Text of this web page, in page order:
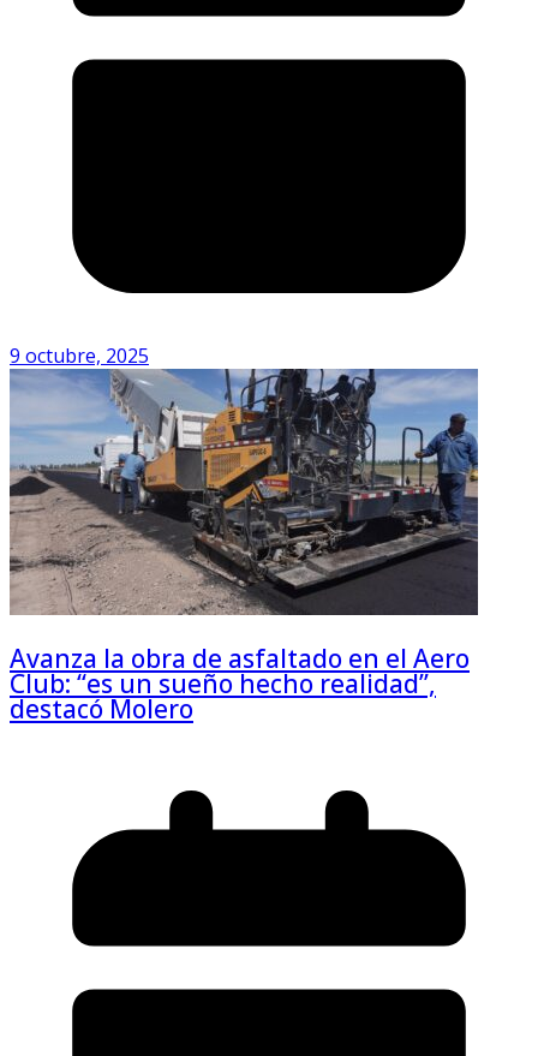
9 octubre, 2025
Avanza la obra de asfaltado en el Aero
Club: “es un sueño hecho realidad”,
destacó Molero